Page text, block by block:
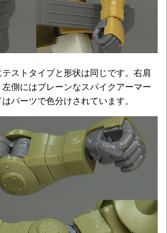
ストタイプと形状は同じです。右肩
側にはプレーンなスパイクアーマー
パーツで色分けされています。